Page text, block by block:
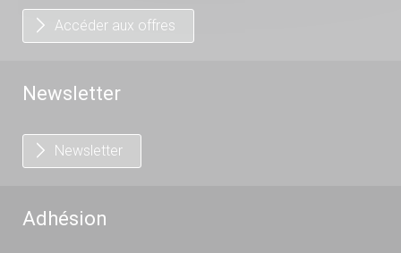
Accéder aux offres
Newsletter
Newsletter
Adhésion